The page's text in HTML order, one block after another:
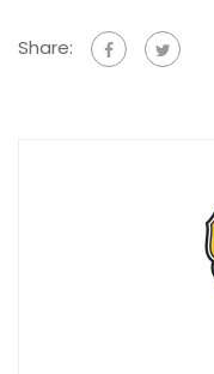
Share: